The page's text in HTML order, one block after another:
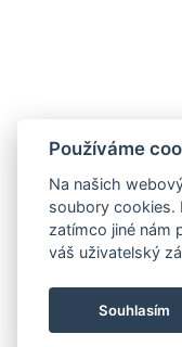
Používáme
Na našich
soubory cookies.
zatímco jiné nám
váš uživatelský
Souhlasím